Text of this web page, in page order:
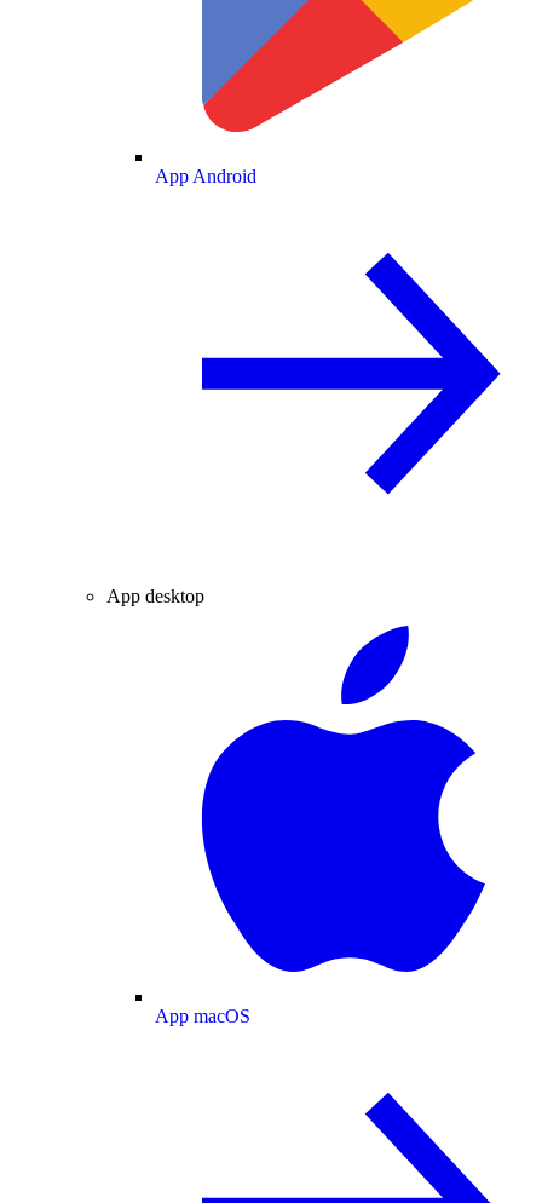
App Android
App desktop
App macOS